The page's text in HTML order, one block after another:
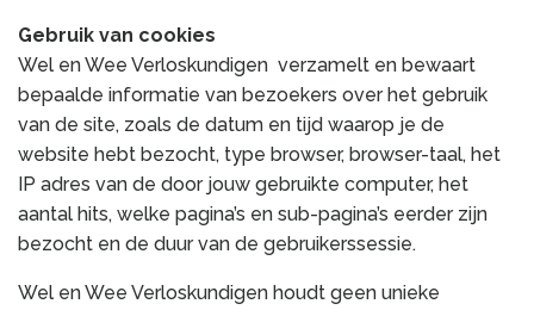
Gebruik van cookies
Wel en Wee Verloskundigen verzamelt en bewaart
bepaalde informatie van bezoekers over het gebruik
van de site, zoals de datum en tijd waarop je de
website hebt bezocht, type browser, browser-taal, het
IP adres van de door jouw gebruikte computer, het
aantal hits, welke pagina’s en sub-pagina’s eerder zijn
bezocht en de duur van de gebruikerssessie.
Wel en Wee Verloskundigen houdt geen unieke